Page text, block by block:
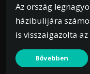
Az ország
házibulijára
is visszaigazolta az
Bővebben